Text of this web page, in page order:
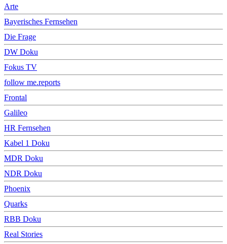
Arte
Bayerisches Fernsehen
Die Frage
DW Doku
Fokus TV
follow me.reports
Frontal
Galileo
HR Fernsehen
Kabel 1 Doku
MDR Doku
NDR Doku
Phoenix
Quarks
RBB Doku
Real Stories